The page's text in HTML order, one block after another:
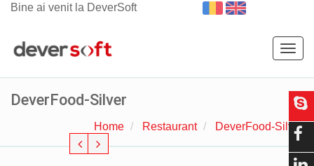
Bine ai venit la DeverSoft
DeverFood-Silver
Home Restaurant DeverFood-Silver